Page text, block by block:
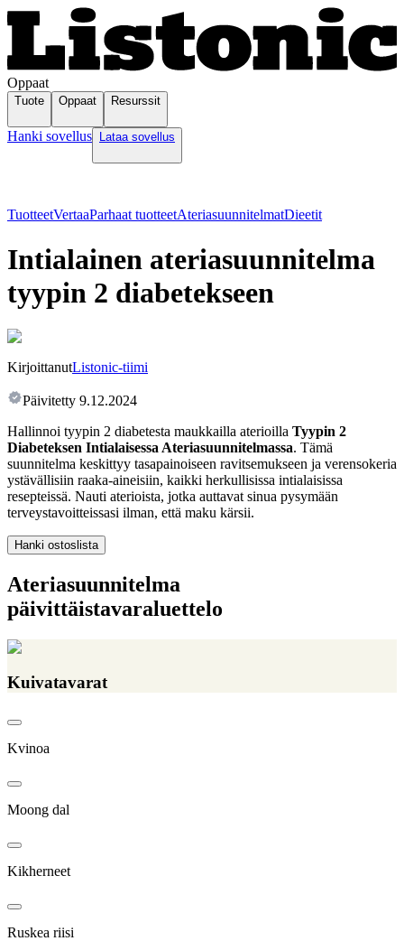
Oppaat
Tuote Oppaat Resurssit
Hanki sovellus Lataa sovellus
TuotteetVertaaParhaat tuotteetAteriasuunnitelmatDieetit
Intialainen ateriasuunnitelma
tyypin 2 diabetekseen
KirjoittanutListonic-tiimi
Päivitetty 9.12.2024
Hallinnoi tyypin 2 diabetesta maukkailla aterioilla Tyypin 2
Diabeteksen Intialaisessa Ateriasuunnitelmassa. Tämä
suunnitelma keskittyy tasapainoiseen ravitsemukseen ja verensokeria
ystävällisiin raaka-aineisiin, kaikki herkullisissa intialaisissa
resepteissä. Nauti aterioista, jotka auttavat sinua pysymään
terveystavoitteissasi ilman, että maku kärsii.
Hanki ostoslista
Ateriasuunnitelma
päivittäistavaraluettelo
Kuivatavarat
Kvinoa
Moong dal
Kikherneet
Ruskea riisi